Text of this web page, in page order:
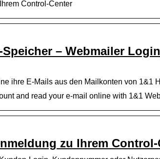
Control-Center
– Webmailer Login
ihre E-Mails aus den Mailkonten von 1&1
and read your e-mail online with 1&1
zu Ihrem Control-